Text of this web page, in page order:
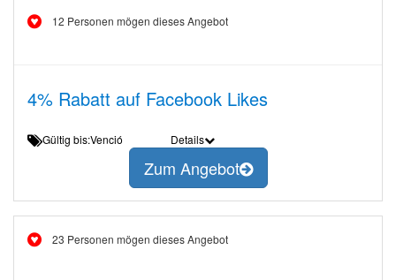
12 Personen mögen dieses Angebot
4% Rabatt auf Facebook Likes
Gültig bis:Venció Details
Zum Angebot
23 Personen mögen dieses Angebot